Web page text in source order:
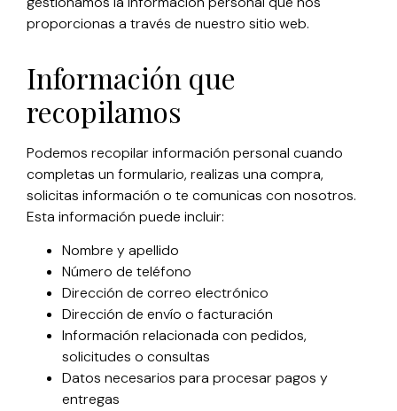
proporcionas a través de nuestro sitio web.
Información que
recopilamos
Podemos recopilar información personal cuando
completas un formulario, realizas una compra,
solicitas información o te comunicas con nosotros.
Esta información puede incluir:
Nombre y apellido
Número de teléfono
Dirección de correo electrónico
Dirección de envío o facturación
Información relacionada con pedidos,
solicitudes o consultas
Datos necesarios para procesar pagos y
entregas